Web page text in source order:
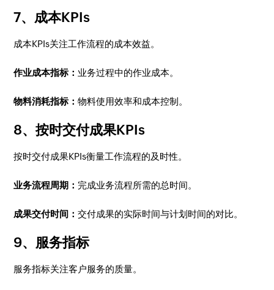
7、成本KPIs
成本KPIs关注工作流程的成本效益。
作业成本指标：业务过程中的作业成本。
物料消耗指标：物料使用效率和成本控制。
8、按时交付成果KPIs
按时交付成果KPIs衡量工作流程的及时性。
业务流程周期： 完成业务流程所需的总时间。
成果交付时间：交付成果的实际时间与计划时间的对比。
9、服务指标
服务指标关注客户服务的质量。